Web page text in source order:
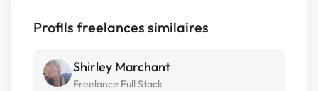
Profils freelances similaires
Shirley Marchant
Freelance Full Stack